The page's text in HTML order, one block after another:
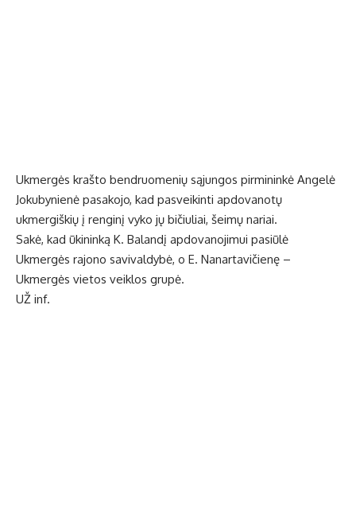
Ukmergės krašto bendruomenių sąjungos pirmininkė Angelė
Jokubynienė pasakojo, kad pasveikinti apdovanotų
ukmergiškių į renginį vyko jų bičiuliai, šeimų nariai.
Sakė, kad ūkininką K. Balandį apdovanojimui pasiūlė
Ukmergės rajono savivaldybė, o E. Nanartavičienę –
Ukmergės vietos veiklos grupė.
UŽ inf.